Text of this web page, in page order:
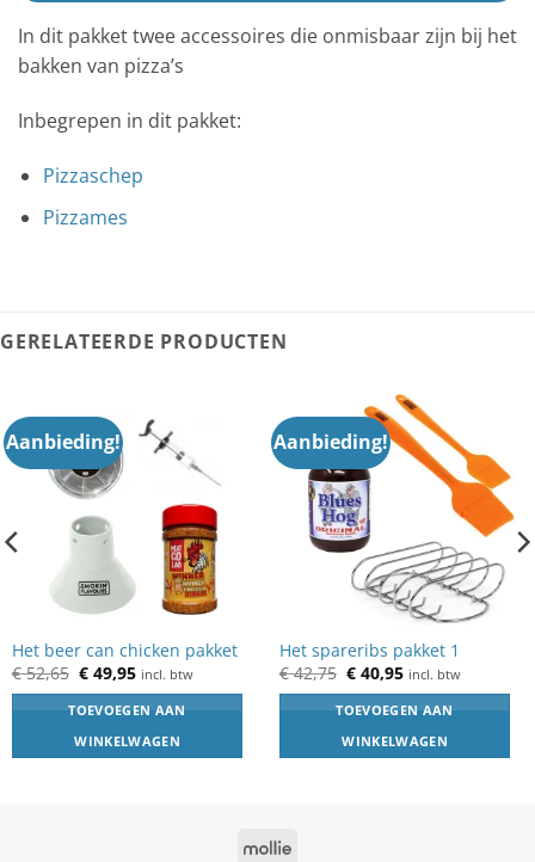
In dit pakket twee accessoires die onmisbaar zijn bij het
bakken van pizza’s
Inbegrepen in dit pakket:
Pizzaschep
Pizzames
GERELATEERDE PRODUCTEN
Aanbieding!
Het beer can chicken pakket
€52,65 Oorspronkelijke
prijs
was:
€ 52,65.
€49,95Huidige
prijs
is:
€ 49,95.
incl. btw
TOEVOEGEN AAN
WINKELWAGEN
Aanbieding!
Het spareribs pakket 1
€42,75 Oorspronkelijke
prijs
was:
€ 42,75.
€40,95Huidige
prijs
is:
€ 40,95.
incl. btw
TOEVOEGEN AAN
WINKELWAGEN
Mollie